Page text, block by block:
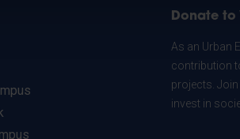
Donate to
As an Urban
contribution
projects.
invest in